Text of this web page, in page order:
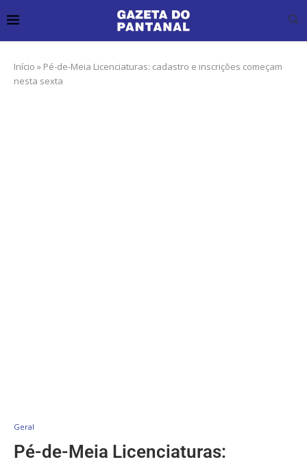
Início » Pé-de-Meia Licenciaturas: cadastro e inscrições começam
nesta sexta
Geral
Pé-de-Meia Licenciaturas: